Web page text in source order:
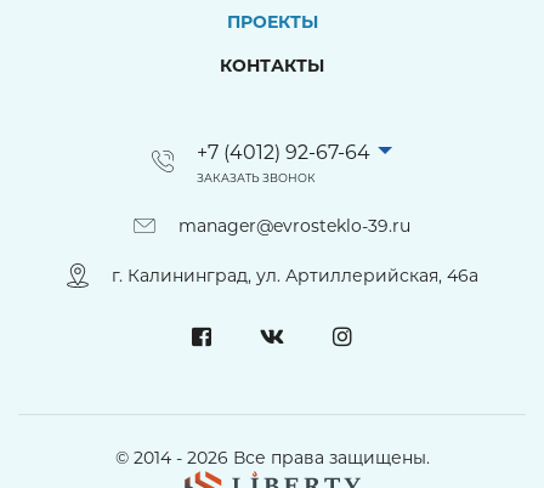
ПРОЕКТЫ
КОНТАКТЫ
+7 (4012) 92-67-64
ЗАКАЗАТЬ ЗВОНОК
manager@evrosteklo-39.ru
г. Калининград, ул. Артиллерийская, 46а
© 2014 - 2026 Все права защищены.